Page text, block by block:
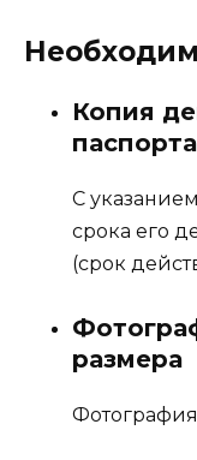
Копия
паспорта
С
срока его
(срок
размера